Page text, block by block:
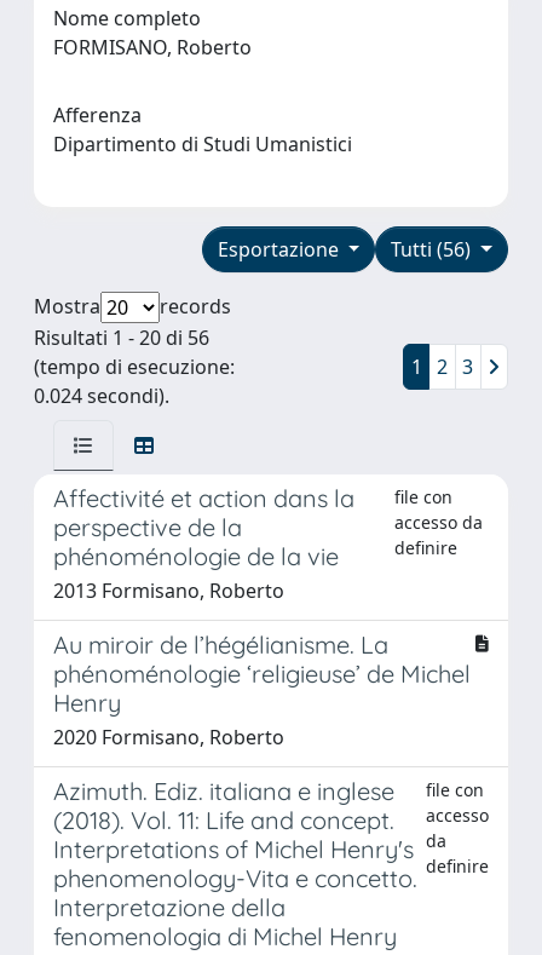
Nome completo
FORMISANO, Roberto
Afferenza
Dipartimento di Studi Umanistici
Tutti (56)
Esportazione
Mostra
records
Risultati 1 - 20 di 56
(tempo di esecuzione:
0.024 secondi).
1 2 3
Affectivité et action dans la
perspective de la
phénoménologie de la vie
file con
accesso da
definire
2013 Formisano, Roberto
Au miroir de l’hégélianisme. La
phénoménologie ‘religieuse’ de Michel
Henry
2020 Formisano, Roberto
Azimuth. Ediz. italiana e inglese
(2018). Vol. 11: Life and concept.
Interpretations of Michel Henry's
phenomenology-Vita e concetto.
Interpretazione della
fenomenologia di Michel Henry
file con
accesso
da
definire